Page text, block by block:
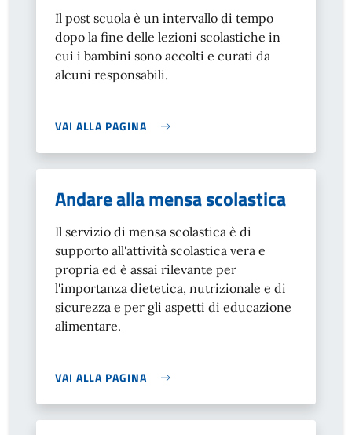
Il post scuola è un intervallo di tempo
dopo la fine delle lezioni scolastiche in
cui i bambini sono accolti e curati da
alcuni responsabili.
VAI ALLA PAGINA
Andare alla mensa scolastica
Il servizio di mensa scolastica è di
supporto all'attività scolastica vera e
propria ed è assai rilevante per
l'importanza dietetica, nutrizionale e di
sicurezza e per gli aspetti di educazione
alimentare.
VAI ALLA PAGINA